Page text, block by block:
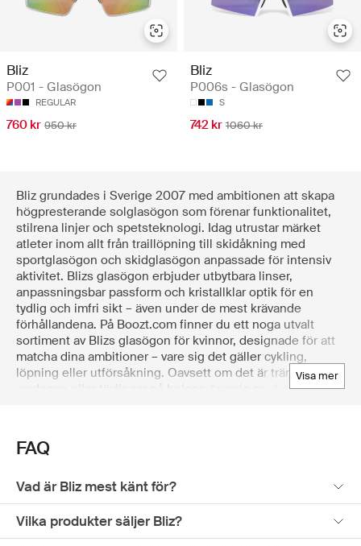
Bliz
P001 - Glasögon
REGULAR
760 kr 950 kr
Bliz
P006s - Glasögon
S
742 kr 1060 kr
visa mer
Bliz grundades i Sverige 2007 med ambitionen att skapa
högpresterande solglasögon som förenar funktionalitet,
stilrena linjer och spetsteknologi. Idag utrustar märket
atleter inom allt från traillöpning till skidåkning med
sportglasögon och skidglasögon anpassade för intensiv
aktivitet. Blizs glasögon erbjuder utbytbara linser,
anpassningsbar passform och kristallklar optik för en
tydlig och imfri sikt – även under de mest krävande
förhållandena. På Boozt.com finner du ett noga utvalt
sortiment av Blizs glasögon för kvinnor, designade för att
matcha dina ambitioner – vare sig det gäller cykling,
löpning eller utförsåkning. Oavsett om det är träning i
vardagen eller tävlingar på helgen är varje modell
Boozt.com det enklare för dig att utrusta dig smart, så att
du kan ge dig ut på ditt nästa äventyr med fullt
FAQ
Vad är Bliz mest känt för?
Vilka produkter säljer Bliz?